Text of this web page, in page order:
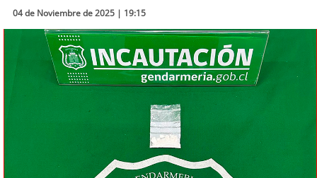
Entretención
Economía
Sostenibilidad
04 de Noviembre de 2025 | 19:15